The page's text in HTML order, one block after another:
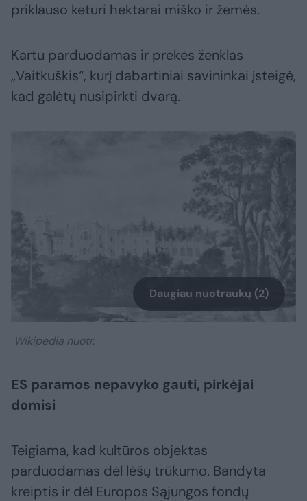
priklauso keturi hektarai miško ir žemės.
Kartu parduodamas ir prekės ženklas
„Vaitkuškis“, kurį dabartiniai savininkai įsteigė,
kad galėtų nusipirkti dvarą.
Daugiau nuotraukų (2)
Wikipedia nuotr.
ES paramos nepavyko gauti, pirkėjai
domisi
Teigiama, kad kultūros objektas
parduodamas dėl lėšų trūkumo. Bandyta
kreiptis ir dėl Europos Sąjungos fondų